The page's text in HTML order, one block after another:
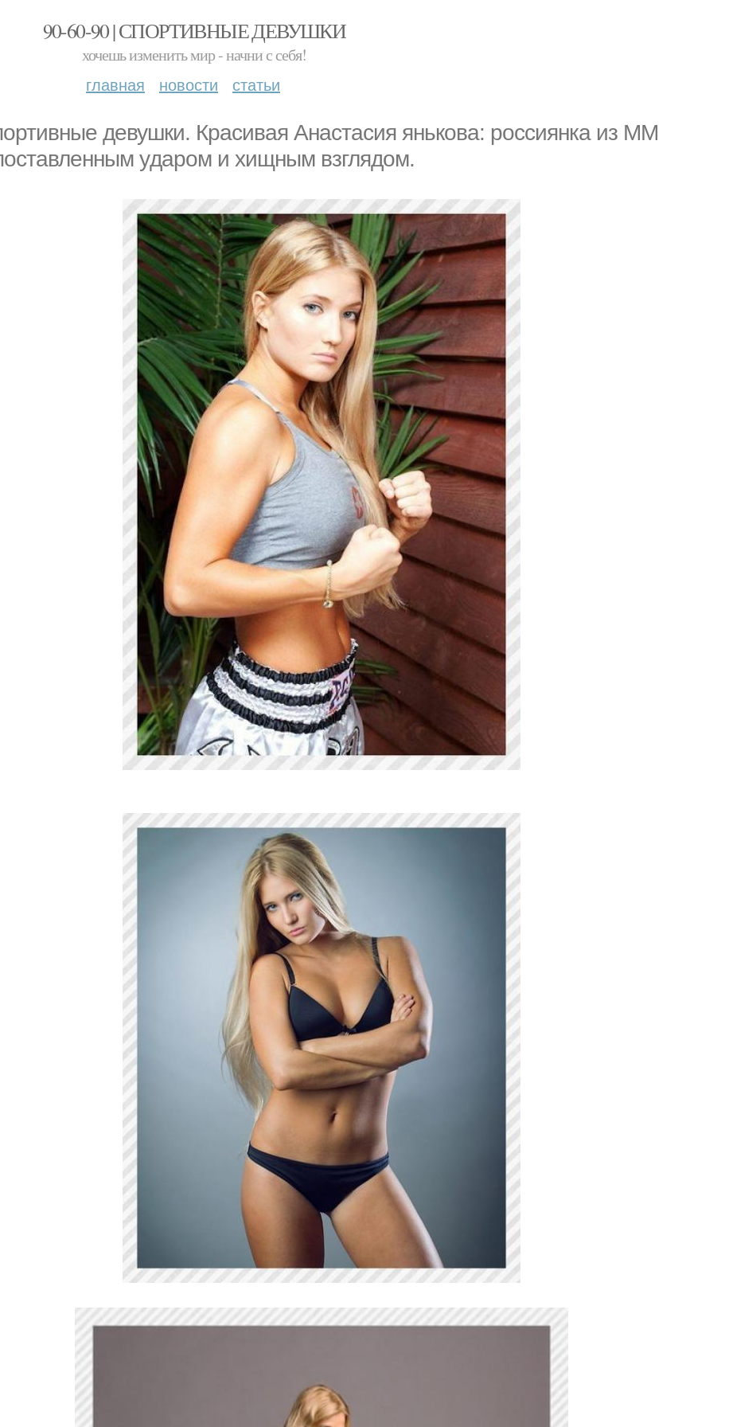
90-60-90 | СПОРТИВНЫЕ ДЕВУШКИ
хочешь изменить мир - начни с себя!
главная новости статьи
девушки. Кpасивая Анастасия янькова: россиянка из MM
yдаром и xищным взглядом.